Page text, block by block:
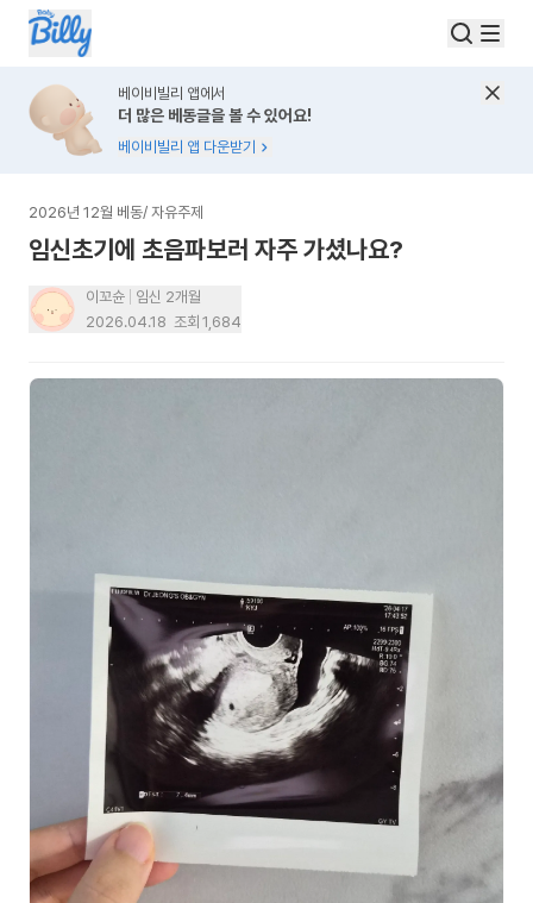
베이비빌리 앱에서
더 많은 베동글을 볼 수 있어요!
베이비빌리 앱 다운받기
2026년 12월 베동/ 자유주제
임신초기에 초음파보러 자주 가셨나요?
이꼬슌
임신 2개월
2026.04.18 조회 1,684